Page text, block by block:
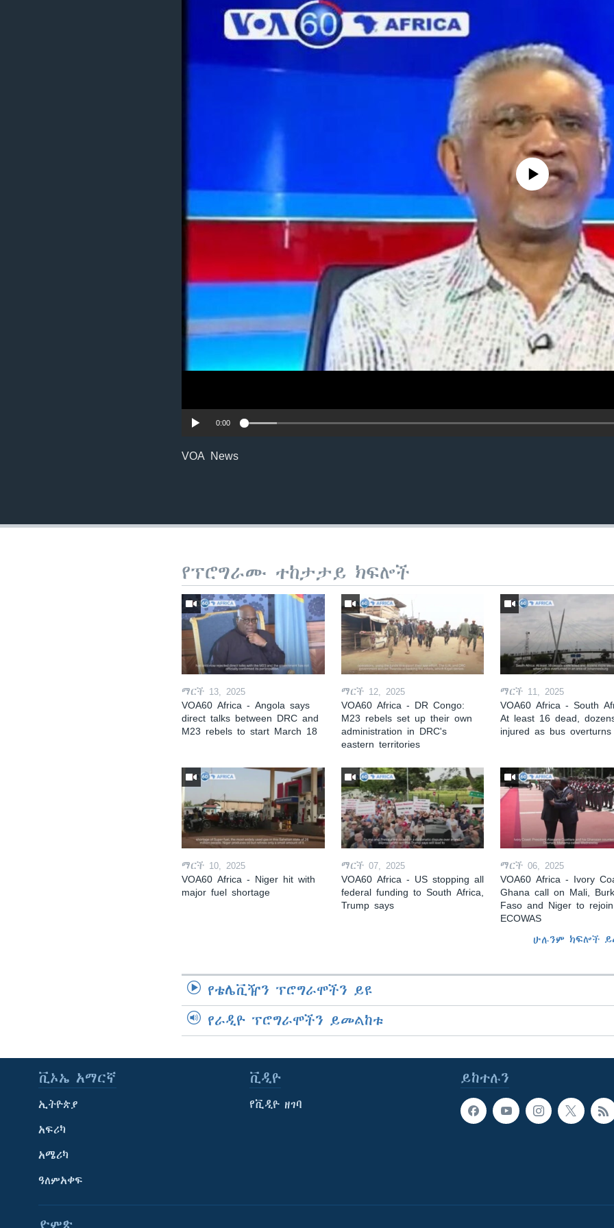
No media source currently
0:00
VOA News
የፕሮግራሙ ተከታታይ ክፍሎች
ማርች 13, 2025
VOA60 Africa - Angola says
direct talks between DRC and
M23 rebels to start March 18
ማርች 12, 2025
VOA60 Africa - DR Congo:
M23 rebels set up their own
administration in DRC's
eastern territories
ማርች 11, 2025
VOA60 Africa - South
At least 16 dead,
injured as bus overturns
ማርች 10, 2025
VOA60 Africa - Niger hit with
major fuel shortage
ማርች 07, 2025
VOA60 Africa - US stopping all
federal funding to South Africa,
Trump says
ማርች 06, 2025
VOA60 Africa - Ivory
Ghana call on Mali,
Faso and Niger to rejoin
ECOWAS
ሁሉንም ክፍሎች
የቴሌቪዥን ፕሮግራሞችን ይዩ
የራዲዮ ፕሮግራሞችን ይመልከቱ
ይከተሉን
ቪኦኤ አማርኛ
ኢትዮጵያ
አፍሪካ
አሜሪካ
ዓለምአቀፍ
ቪዲዮ
የቪዲዮ ዘገባ